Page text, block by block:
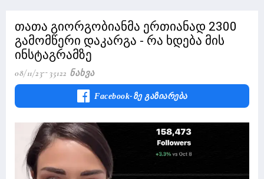
თათა გიორგობიანმა ერთიანად 2300
გამომწერი დაკარგა - რა ხდება მის
ინსტაგრამზე
08/11/23 35122 Ნახვა
Facebook-Ზე Გაზიარება